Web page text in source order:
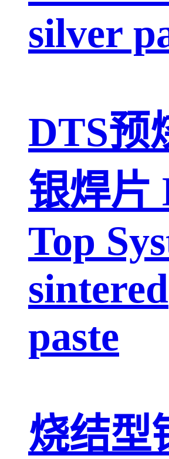
silver
DTS预
银焊片
Top
sintered
paste
烧结型